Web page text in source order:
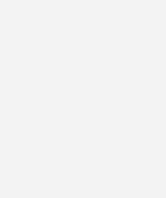
der
diesmal in Rostock.
Netzwerke aus den
Leben gerufen, um die
sichtbar zu machen und
zusammenzubringen.